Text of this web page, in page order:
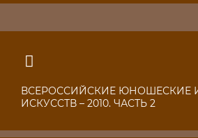
ВСЕРОССИЙСКИЕ ЮНОШЕСКИЕ
ИСКУССТВ – 2010. ЧАСТЬ 2